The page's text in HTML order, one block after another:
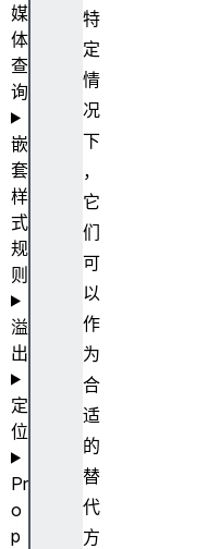
特
定
情
况
下
，
它
们
可
以
作
为
合
适
的
替
代
方
媒
体
查
询
嵌
套
样
式
规
则
溢
出
定
位
Pr
o
p